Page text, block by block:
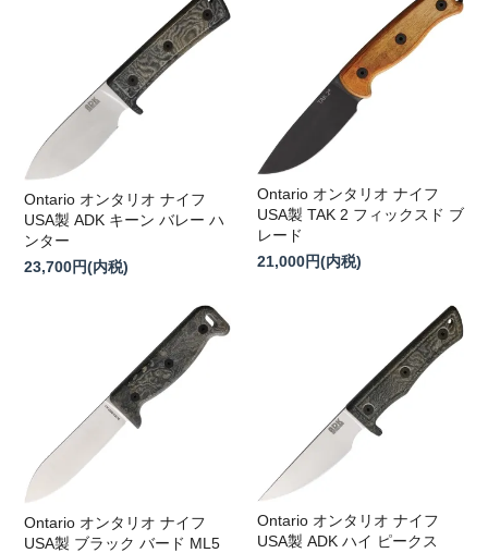
Ontario オンタリオ ナイフ
USA製 ADK キーン バレー ハ
ンター
23,700円(内税)
Ontario オンタリオ ナイフ
USA製 TAK 2 フィックスド ブ
レード
21,000円(内税)
Ontario オンタリオ ナイフ
USA製 ブラック バード ML5
Ontario オンタリオ ナイフ
USA製 ADK ハイ ピークス